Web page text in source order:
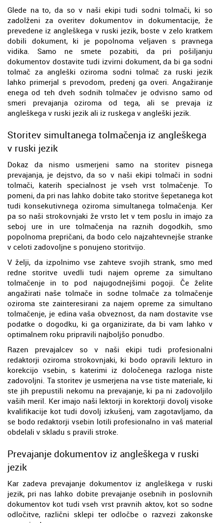
Glede na to, da so v naši ekipi tudi sodni tolmači, ki so
zadolženi za overitev dokumentov in dokumentacije, že
prevedene iz angleškega v ruski jezik, boste v zelo kratkem
dobili dokument, ki je popolnoma veljaven s pravnega
vidika. Samo ne smete pozabiti, da pri pošiljanju
dokumentov dostavite tudi izvirni dokument, da bi ga sodni
tolmač za angleški oziroma sodni tolmač za ruski jezik
lahko primerjal s prevodom, predenj ga overi. Angažiranje
enega od teh dveh sodnih tolmačev je odvisno samo od
smeri prevajanja oziroma od tega, ali se prevaja iz
angleškega v ruski jezik ali iz ruskega v angleški jezik.
Storitev simultanega tolmačenja iz angleškega
v ruski jezik
Dokaz da nismo usmerjeni samo na storitev pisnega
prevajanja, je dejstvo, da so v naši ekipi tolmači in sodni
tolmači, katerih specialnost je vseh vrst tolmačenje. To
pomeni, da pri nas lahko dobite tako storitve šepetanega kot
tudi konsekutivnega oziroma simultanega tolmačenja. Ker
pa so naši strokovnjaki že vrsto let v tem poslu in imajo za
seboj ure in ure tolmačenja na raznih dogodkih, smo
popolnoma prepričani, da bodo celo najzahtevnejše stranke
v celoti zadovoljne s ponujeno storitvijo.
V želji, da izpolnimo vse zahteve svojih strank, smo med
redne storitve uvedli tudi najem opreme za simultano
tolmačenje in to pod najugodnejšimi pogoji. Če želite
angažirati naše tolmače in sodne tolmače za tolmačenje
oziroma ste zainteresirani za najem opreme za simultano
tolmačenje, je edina vaša obveznost, da nam dostavite vse
podatke o dogodku, ki ga organizirate, da bi vam lahko v
optimalnem roku pripravili najboljšo ponudbo.
Razen prevajalcev so v naši ekipi tudi profesionalni
redaktorji oziroma strokovnjaki, ki bodo opravili lekturo in
korekcijo vsebin, s katerimi iz določenega razloga niste
zadovoljni. Ta storitev je usmerjena na vse tiste materiale, ki
ste jih prepustili nekomu na prevajanje, ki pa ni zadovoljilo
vaših meril. Ker imajo naši lektorji in korektorji dovolj visoke
kvalifikacije kot tudi dovolj izkušenj, vam zagotavljamo, da
se bodo redaktorji vsebin lotili profesionalno in vaš material
obdelali v skladu s pravili stroke.
Prevajanje dokumentov iz angleškega v ruski
jezik
Kar zadeva prevajanje dokumentov iz angleškega v ruski
jezik, pri nas lahko dobite prevajanje osebnih in poslovnih
dokumentov kot tudi vseh vrst pravnih aktov, kot so sodne
odločitve, različni sklepi ter odločbe o razvezi zakonske